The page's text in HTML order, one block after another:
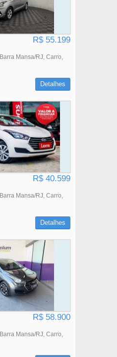
R$ 55.199
Barra Mansa/RJ Carro
Detalhes
R$ 40.599
Barra Mansa/RJ Carro
Detalhes
R$ 58.900
Barra Mansa/RJ Carro